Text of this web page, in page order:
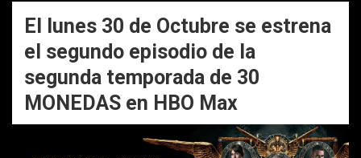
El lunes 30 de Octubre se estrena
el segundo episodio de la
segunda temporada de 30
MONEDAS en HBO Max